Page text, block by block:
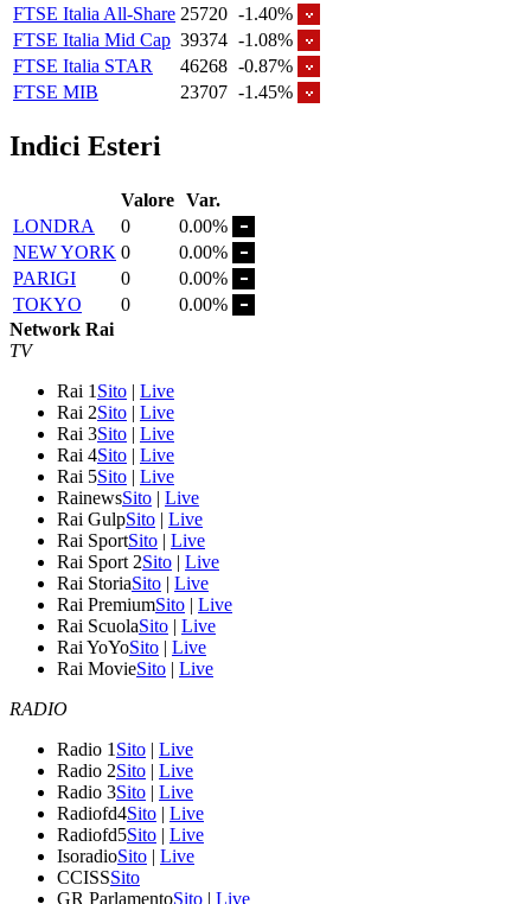
FTSE Italia All-Share 25720 -1.40%
FTSE Italia Mid Cap 39374 -1.08%
FTSE Italia STAR
46268 -0.87%
FTSE MIB
23707 -1.45%
Indici Esteri
Valore Var.
LONDRA
0
0.00%
NEW YORK 0
0.00%
PARIGI
0
0.00%
TOKYO
0
0.00%
Network Rai
TV
Rai 1 Sito | Live
Rai 2Sito | Live
Rai 3Sito | Live
Rai 4Sito | Live
Rai 5Sito | Live
RainewsSito | Live
Rai GulpSito | Live
Rai SportSito | Live
Rai Sport 2Sito | Live
Rai StoriaSito | Live
Rai PremiumSito | Live
Rai ScuolaSito | Live
Rai YoYoSito | Live
Rai MovieSito | Live
RADIO
Radio 1 Sito | Live
Radio 2Sito | Live
Radio 3Sito | Live
Radiofd4Sito | Live
Radiofd5Sito | Live
IsoradioSito | Live
CCISSSito
GR ParlamentoSito | Live